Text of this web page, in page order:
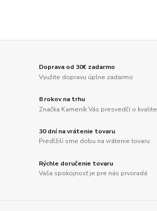
Doprava od 30€ zadarmo
Využite dopravu úplne zadarmo
8 rokov na trhu
Značka Kameník Vás presvedčí o kvalite
30 dní na vrátenie tovaru
Predĺžili sme dobu na vrátenie tovaru
Rýchle doručenie tovaru
Vaša spokojnosť je pre nás prvoradá